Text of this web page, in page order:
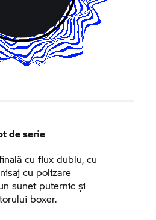
de serie
cu flux dublu, cu
cu polizare
sunet puternic și
boxer.